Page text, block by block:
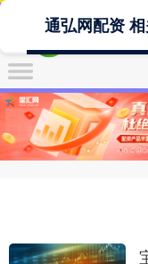
通弘网配资